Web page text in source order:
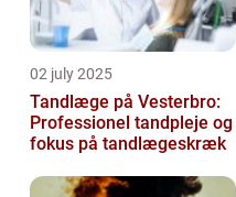
02 july 2025
Tandlæge på Vesterbro:
Professionel tandpleje og
fokus på tandlægeskræk